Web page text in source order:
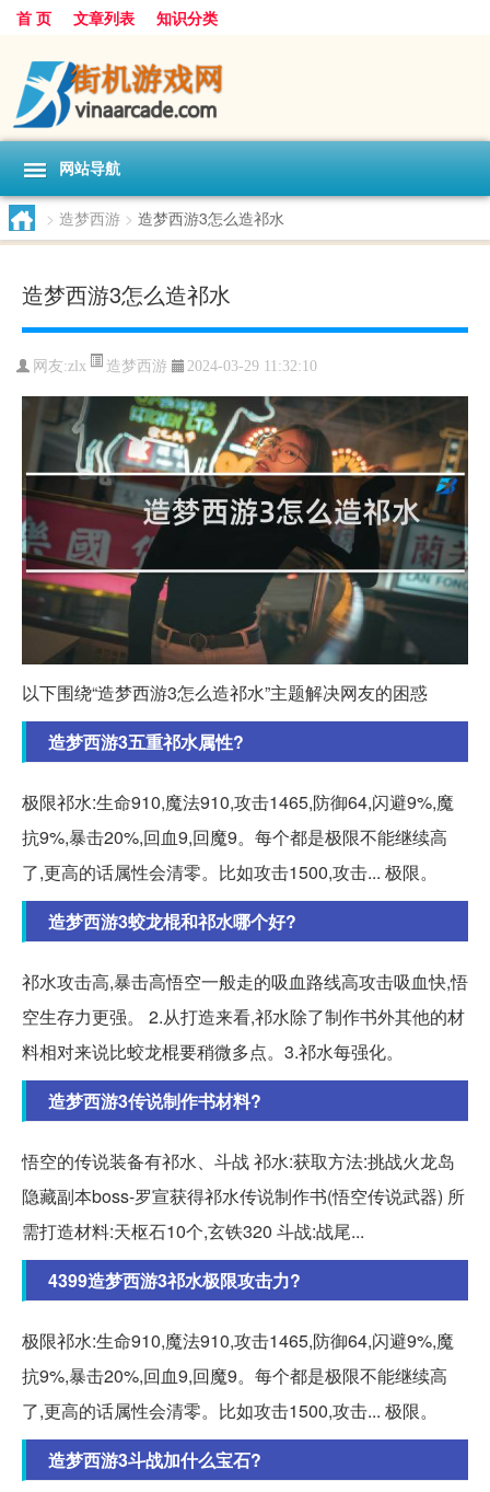
首 页 文章列表 知识分类
网站导航
> 造梦西游 > 造梦西游3怎么造祁水
造梦西游3怎么造祁水
网友:zlx 造梦西游 2024-03-29 11:32:10
以下围绕“造梦西游3怎么造祁水”主题解决网友的困惑
造梦西游3五重祁水属性?
极限祁水:生命910,魔法910,攻击1465,防御64,闪避9%,魔
抗9%,暴击20%,回血9,回魔9。每个都是极限不能继续高
了,更高的话属性会清零。比如攻击1500,攻击... 极限。
造梦西游3蛟龙棍和祁水哪个好?
祁水攻击高,暴击高悟空一般走的吸血路线高攻击吸血快,悟
空生存力更强。 2.从打造来看,祁水除了制作书外其他的材
料相对来说比蛟龙棍要稍微多点。3.祁水每强化。
造梦西游3传说制作书材料?
悟空的传说装备有祁水、斗战 祁水:获取方法:挑战火龙岛
隐藏副本boss-罗宣获得祁水传说制作书(悟空传说武器) 所
需打造材料:天枢石10个,玄铁320 斗战:战尾...
4399造梦西游3祁水极限攻击力?
极限祁水:生命910,魔法910,攻击1465,防御64,闪避9%,魔
抗9%,暴击20%,回血9,回魔9。每个都是极限不能继续高
了,更高的话属性会清零。比如攻击1500,攻击... 极限。
造梦西游3斗战加什么宝石?